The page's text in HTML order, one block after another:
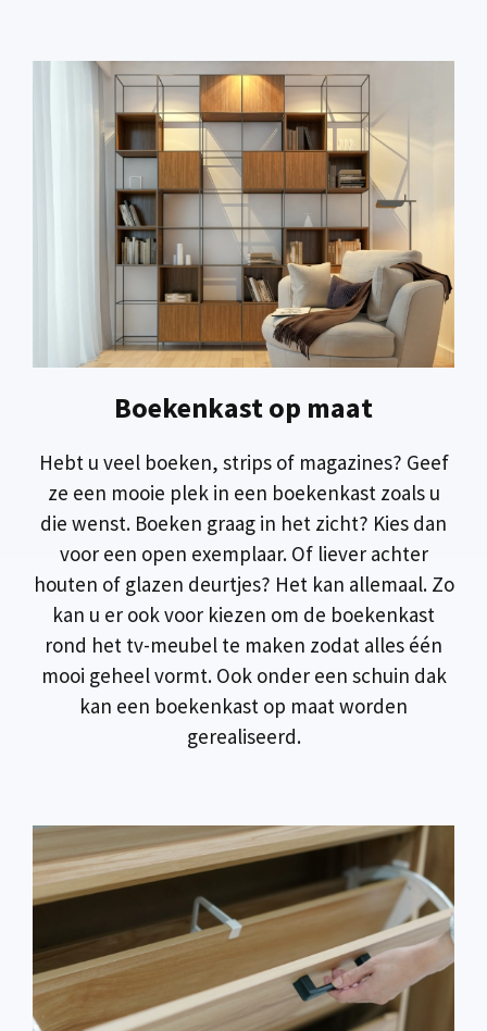
Boekenkast op maat
Hebt u veel boeken, strips of magazines? Geef
ze een mooie plek in een boekenkast zoals u
die wenst. Boeken graag in het zicht? Kies dan
voor een open exemplaar. Of liever achter
houten of glazen deurtjes? Het kan allemaal. Zo
kan u er ook voor kiezen om de boekenkast
rond het tv-meubel te maken zodat alles één
mooi geheel vormt. Ook onder een schuin dak
kan een boekenkast op maat worden
gerealiseerd.